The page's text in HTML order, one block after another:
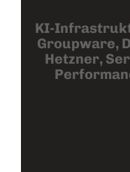
KI-
Groupware,
Hetzner,